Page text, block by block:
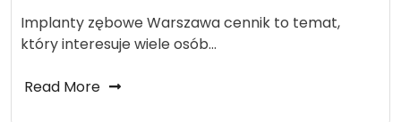
Implanty zębowe Warszawa cennik to temat,
który interesuje wiele osób…
Read More